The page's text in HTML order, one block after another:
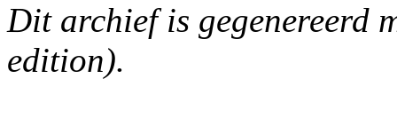
Dit archief is gegenereerd
edition).